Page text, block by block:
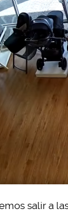
salir a